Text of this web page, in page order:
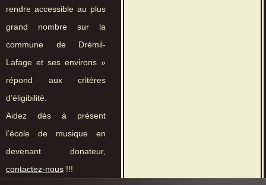
rendre accessible au plus
grand nombre sur la
commune de Drémil-
Lafage et ses environs »
répond aux critères
d’éligibilité.
Aidez dès à présent
l’école de musique en
devenant donateur,
contactez-nous !!!